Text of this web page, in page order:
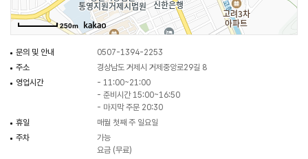
250m
문의 및 안내
0507-1394-2253
주소
경상남도 거제시 거제중앙로29길 8
영업시간
- 11:00~21:00
- 준비시간 15:00~16:50
- 마지막 주문 20:30
휴일
매월 첫째 주 일요일
주차
가능
요금 (무료)